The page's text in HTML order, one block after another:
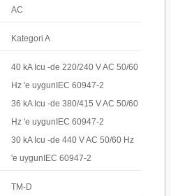
AC
Kategori A
40 kA Icu -de 220/240 V AC 50/60
Hz 'e uygunIEC 60947-2
36 kA Icu -de 380/415 V AC 50/60
Hz 'e uygunIEC 60947-2
30 kA Icu -de 440 V AC 50/60 Hz
'e uygunIEC 60947-2
TM-D